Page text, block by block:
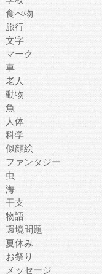
食べ物
旅行
文字
マーク
車
老人
動物
魚
人体
科学
似顔絵
ファンタジー
虫
海
干支
物語
環境問題
夏休み
お祭り
メッセージ